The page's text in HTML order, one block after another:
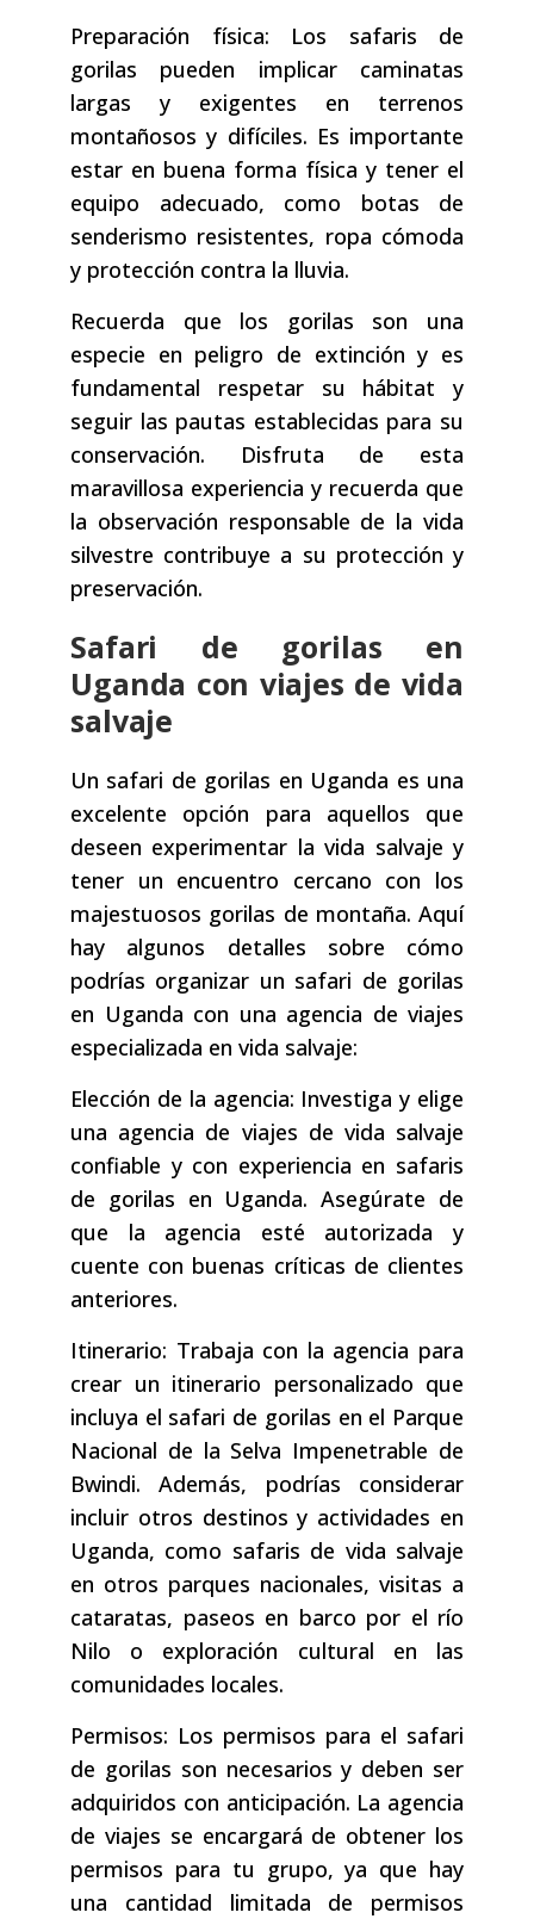
Preparación física: Los safaris de
gorilas pueden implicar caminatas
largas y exigentes en terrenos
montañosos y difíciles. Es importante
estar en buena forma física y tener el
equipo adecuado, como botas de
senderismo resistentes, ropa cómoda
y protección contra la lluvia.
Recuerda que los gorilas son una
especie en peligro de extinción y es
fundamental respetar su hábitat y
seguir las pautas establecidas para su
conservación. Disfruta de esta
maravillosa experiencia y recuerda que
la observación responsable de la vida
silvestre contribuye a su protección y
preservación.
Safari de gorilas en
Uganda con viajes de vida
salvaje
Un safari de gorilas en Uganda es una
excelente opción para aquellos que
deseen experimentar la vida salvaje y
tener un encuentro cercano con los
majestuosos gorilas de montaña. Aquí
hay algunos detalles sobre cómo
podrías organizar un safari de gorilas
en Uganda con una agencia de viajes
especializada en vida salvaje:
Elección de la agencia: Investiga y elige
una agencia de viajes de vida salvaje
confiable y con experiencia en safaris
de gorilas en Uganda. Asegúrate de
que la agencia esté autorizada y
cuente con buenas críticas de clientes
anteriores.
Itinerario: Trabaja con la agencia para
crear un itinerario personalizado que
incluya el safari de gorilas en el Parque
Nacional de la Selva Impenetrable de
Bwindi. Además, podrías considerar
incluir otros destinos y actividades en
Uganda, como safaris de vida salvaje
en otros parques nacionales, visitas a
cataratas, paseos en barco por el río
Nilo o exploración cultural en las
comunidades locales.
Permisos: Los permisos para el safari
de gorilas son necesarios y deben ser
adquiridos con anticipación. La agencia
de viajes se encargará de obtener los
permisos para tu grupo, ya que hay
una cantidad limitada de permisos